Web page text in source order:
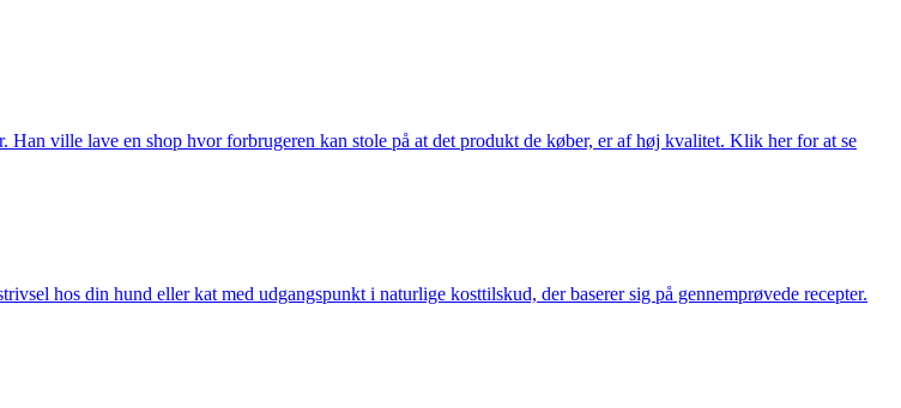
Han ville lave en shop hvor forbrugeren kan stole på at det produkt de køber, er af høj kvalitet. Klik her for at se
hos din hund eller kat med udgangspunkt i naturlige kosttilskud, der baserer sig på gennemprøvede recepter.